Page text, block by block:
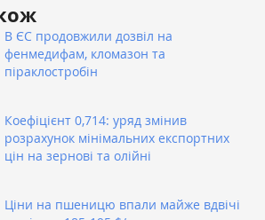
В ЄС продовжили дозвіл на
фенмедифам, кломазон та
піраклостробін
Коефіцієнт 0,714: уряд змінив
розрахунок мінімальних експортних
цін на зернові та олійні
Ціни на пшеницю впали майже вдвічі